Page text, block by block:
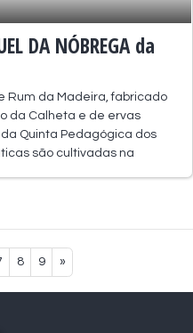
DA NÓBREGA da
Rum da Madeira, fabricado
da Calheta e de ervas
Quinta Pedagógica dos
são cultivadas na
8 9 »